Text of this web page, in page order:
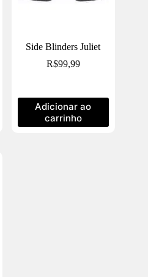
Side Blinders Juliet
R$99,99
Adicionar ao
carrinho